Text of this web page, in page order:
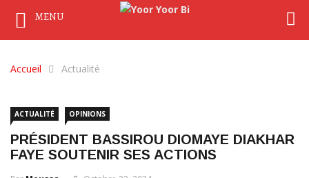
Accueil Actualité
ACTUALITÉ OPINIONS
PRÉSIDENT BASSIROU DIOMAYE DIAKHAR
FAYE SOUTENIR SES ACTIONS
MENU